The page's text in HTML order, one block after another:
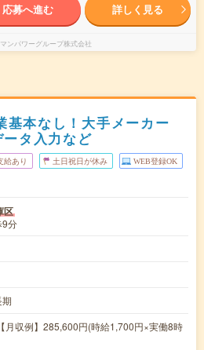
応募へ進む 詳しく見る
マンパワーグループ株式会社
基本なし！大手メーカー
タ入力など
給あり 土日祝日が休み WEB登録OK
区
9分
期
月収例】285,600円(時給1,700円×実働8時